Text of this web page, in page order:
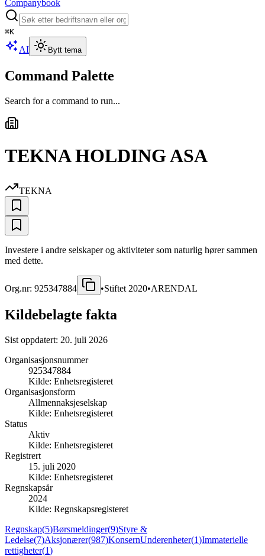
Companybook
⌘K
AI Bytt tema
Command Palette
Search for a command to run...
TEKNA HOLDING ASA
TEKNA
Investere i andre selskaper og aktiviteter som naturlig hører sammen
med dette.
Org.nr: 925347884 •Stiftet 2020•ARENDAL
Kildebelagte fakta
Sist oppdatert: 20. juli 2026
Organisasjonsnummer
925347884
Kilde: Enhetsregisteret
Organisasjonsform
Allmennaksjeselskap
Kilde: Enhetsregisteret
Status
Aktiv
Kilde: Enhetsregisteret
Registrert
15. juli 2020
Kilde: Enhetsregisteret
Regnskapsår
2024
Kilde: Regnskapsregisteret
Regnskap(5)Børsmeldinger(9)Styre &
Ledelse(7)Aksjonærer(987)KonsernUnderenheter(1)Immaterielle
rettigheter(1)